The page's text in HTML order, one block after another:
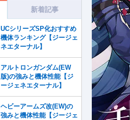
新着記事
UCシリーズSP化おすすめ
機体ランキング【ジージェ
ネエターナル】
アルトロンガンダム(EW
版)の強みと機体性能【ジ
ージェネエターナル】
ヘビーアームズ改(EW)の
強みと機体性能【ジージェ